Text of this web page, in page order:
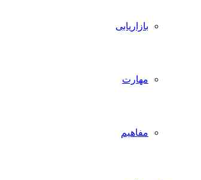
بازاریابی
مهارت
مفاهیم